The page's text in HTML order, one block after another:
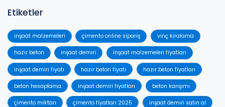
Etiketler
inşaat malzemeleri çimento online sipariş vinç kiralama
hazır beton inşaat demiri inşaat malzemeleri fiyatları
inşaat demiri fiyatı hazır beton fiyatı hazır beton fiyatları
beton hesaplama inşaat demiri fiyatları beton karışımı
çimento miktarı çimento fiyatları 2025 inşaat demiri satın al